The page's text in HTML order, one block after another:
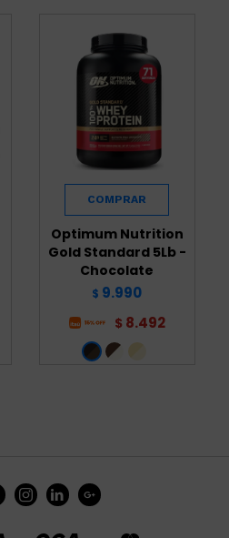
Optimum Nutrition
Gold Standard 5Lb -
Chocolate
$ 9.990
$ 8.492
  